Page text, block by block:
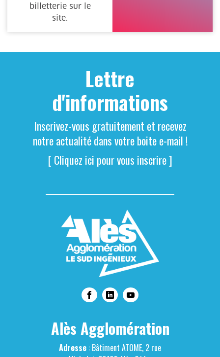
billetterie sur le
site.
Lettre
d'informations
Inscrivez-vous gratuitement et recevez
notre actualité dans votre boite e-mail !
[ Cliquez ici pour vous inscrire ]
Alès Agglomération
Adresse : Bâtiment ATOME, 2 rue